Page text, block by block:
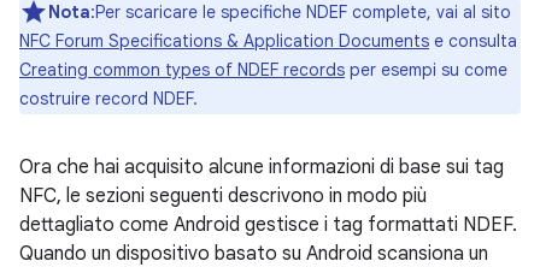
Nota:Per scaricare le specifiche NDEF complete, vai al sito
NFC Forum Specifications & Application Documents e consulta
Creating common types of NDEF records per esempi su come
costruire record NDEF.
Ora che hai acquisito alcune informazioni di base sui tag
NFC, le sezioni seguenti descrivono in modo più
dettagliato come Android gestisce i tag formattati NDEF.
Quando un dispositivo basato su Android scansiona un